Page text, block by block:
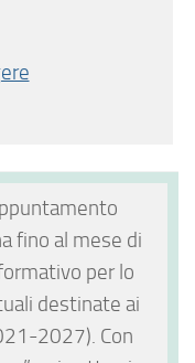
fino al mese di
per lo
destinate ai
2027). Con